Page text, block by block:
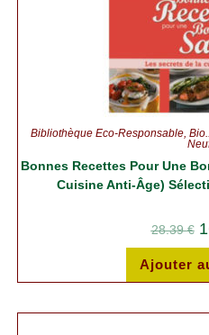
Bibliothèque Éco-Responsable,
Bonnes Recettes Pour Une
Cuisine Anti-Âge)
28.39€
Ajouter